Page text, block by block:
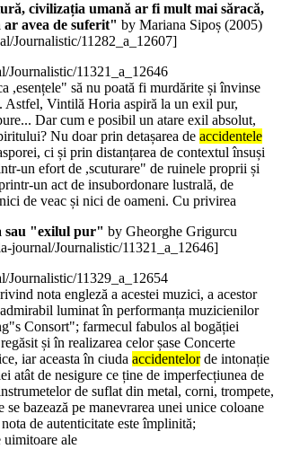
civilizația umană ar fi mult mai săracă,
avea de suferit" by Mariana Sipoș (2005)
Journalistic/11282_a_12607]
Journalistic/11321_a_12646
,esențele" să nu poată fi murdărite și învinse
Astfel, Vintilă Horia aspiră la un exil pur,
Dar cum e posibil un atare exil absolut,
Nu doar prin detașarea de accidentele
ci și prin distanțarea de contextul însuși
un efort de ,scuturare" de ruinele proprii și
un act de insubordonare lustrală, de
de veac și nici de oameni. Cu privirea
sau "exilul pur" by Gheorghe Grigurcu
journal/Journalistic/11321_a_12646]
Journalistic/11329_a_12654
nota engleză a acestei muzici, a acestor
luminat în performanța muzicienilor
Consort"; farmecul fabulos al bogăției
și în realizarea celor șase Concerte
iar aceasta în ciuda accidentelorde intonație
atât de nesigure ce ține de imperfecțiunea de
de suflat din metal, corni, trompete,
se bazează pe manevrarea unei unice coloane
de autenticitate este împlinită;
uimitoare ale